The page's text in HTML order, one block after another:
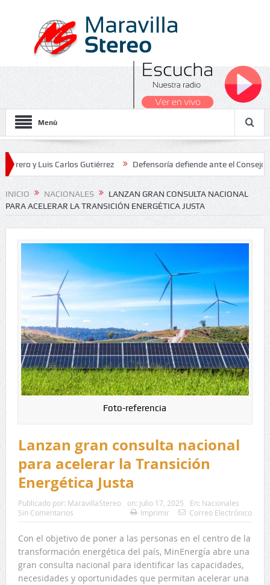
Menú
Carlos Gutiérrez Defensoría defiende ante el Consejo de
Nacionales 2026
INICIO NACIONALES
LANZAN GRAN CONSULTA NACIONAL
PARA ACELERAR LA TRANSICIÓN ENERGÉTICA JUSTA
Foto-referencia
Lanzan gran consulta nacional
para acelerar la Transición
Energética Justa
Publicado por: MaravillaStereo on: julio 17, 2025 En: Nacionales
Sin Comentarios
Imprimir Correo Electrónico
Con el objetivo de poner a las personas en el centro de la
transformación energética del país, MinEnergía abre una
gran consulta nacional para identificar las capacidades,
necesidades y oportunidades que permitan acelerar una